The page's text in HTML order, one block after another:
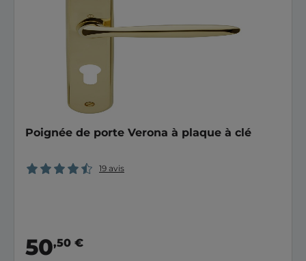
Poignée de porte Verona à plaque à clé
19 avis
50,50 €